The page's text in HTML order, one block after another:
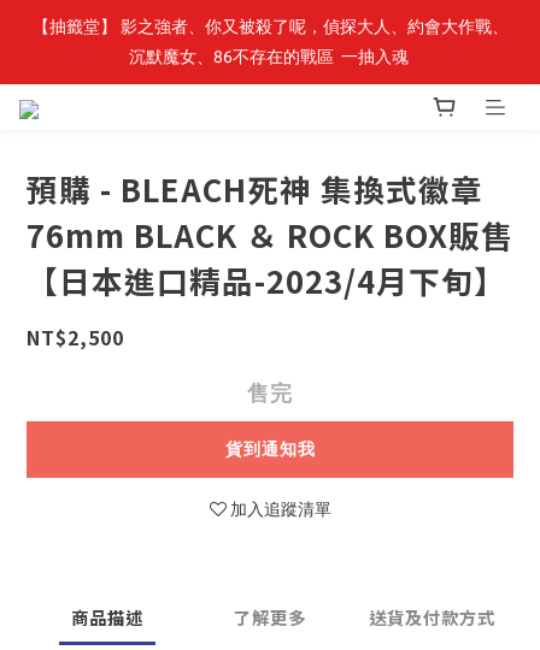
最新開賣🔥「全知讀者視角」 周邊商品
【抽籤堂】 影之強者、你又被殺了呢，偵探大人、約會大作戰、
沉默魔女、86不存在的戰區  一抽入魂
預購 - BLEACH死神 集換式徽章
76mm BLACK ＆ ROCK BOX販售
【日本進口精品-2023/4月下旬】
NT$2,500
售完
貨到通知我
加入追蹤清單
商品描述 了解更多 送貨及付款方式